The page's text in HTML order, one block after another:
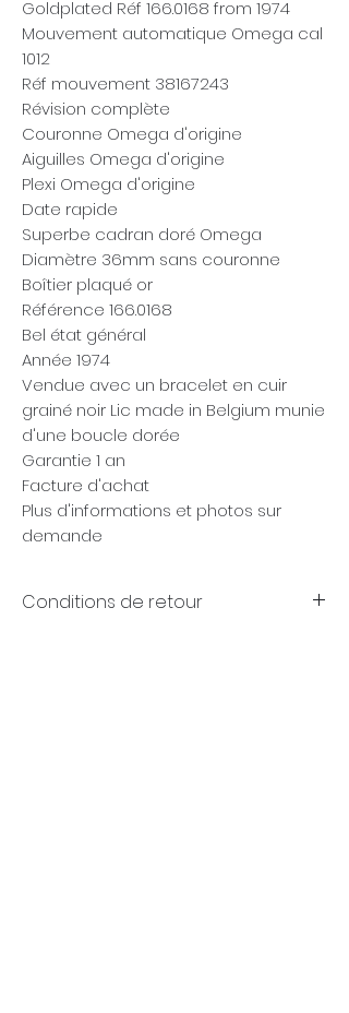
Goldplated Réf 166.0168 from 1974
Mouvement automatique Omega cal
1012
Réf mouvement 38167243
Révision complète
Couronne Omega d'origine
Aiguilles Omega d'origine
Plexi Omega d'origine
Date rapide
Superbe cadran doré Omega
Diamètre 36mm sans couronne
Boîtier plaqué or
Référence 166.0168
Bel état général
Année 1974
Vendue avec un bracelet en cuir
grainé noir Lic made in Belgium munie
d'une boucle dorée
Garantie 1 an
Facture d'achat
Plus d'informations et photos sur
demande
Conditions de retour